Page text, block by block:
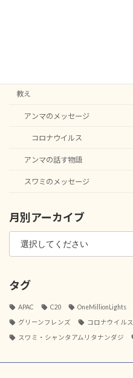
教え
アンマのメッセージ
コロナウイルス
アンマの話す物語
スワミのメッセージ
月別アーカイブ
タグ
APAC C20 OneMillionLights
グリーンフレンズ コロナウイルス
スワミ・シャンタアムリタナンダジ